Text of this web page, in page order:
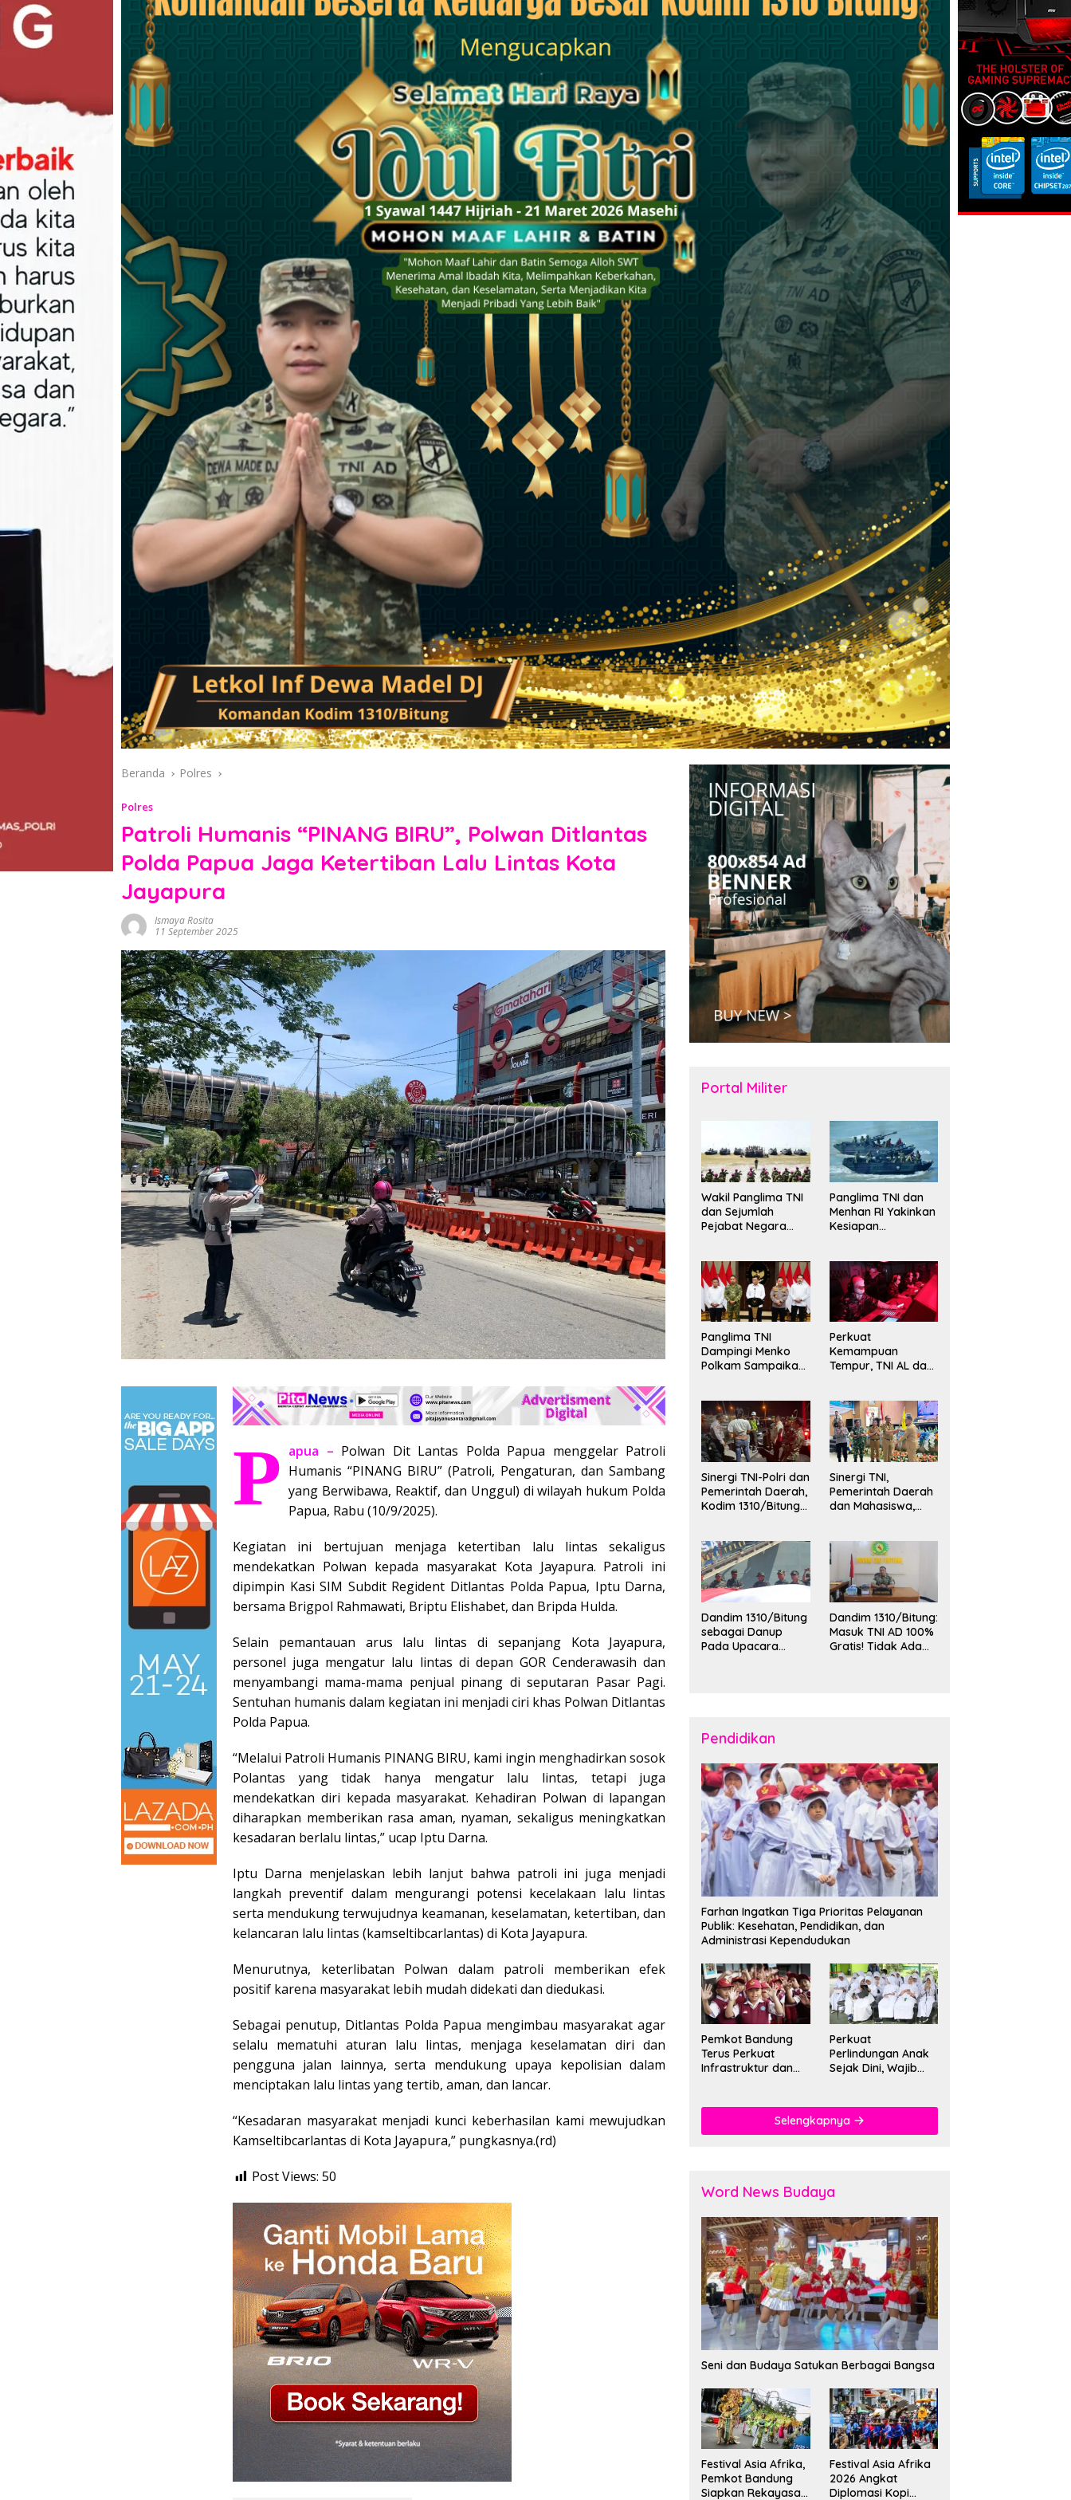
Beranda Polres
Polres
Patroli Humanis “PINANG BIRU”, Polwan Ditlantas
Polda Papua Jaga Ketertiban Lalu Lintas Kota
Jayapura
Ismaya Rosita
11 September 2025
P apua – Polwan Dit Lantas Polda Papua menggelar Patroli
Humanis “PINANG BIRU” (Patroli, Pengaturan, dan Sambang
yang Berwibawa, Reaktif, dan Unggul) di wilayah hukum Polda
Papua, Rabu (10/9/2025).
Kegiatan ini bertujuan menjaga ketertiban lalu lintas sekaligus
mendekatkan Polwan kepada masyarakat Kota Jayapura. Patroli ini
dipimpin Kasi SIM Subdit Regident Ditlantas Polda Papua, Iptu Darna,
bersama Brigpol Rahmawati, Briptu Elishabet, dan Bripda Hulda.
Selain pemantauan arus lalu lintas di sepanjang Kota Jayapura,
personel juga mengatur lalu lintas di depan GOR Cenderawasih dan
menyambangi mama-mama penjual pinang di seputaran Pasar Pagi.
Sentuhan humanis dalam kegiatan ini menjadi ciri khas Polwan Ditlantas
Polda Papua.
“Melalui Patroli Humanis PINANG BIRU, kami ingin menghadirkan sosok
Polantas yang tidak hanya mengatur lalu lintas, tetapi juga
mendekatkan diri kepada masyarakat. Kehadiran Polwan di lapangan
diharapkan memberikan rasa aman, nyaman, sekaligus meningkatkan
kesadaran berlalu lintas,” ucap Iptu Darna.
Iptu Darna menjelaskan lebih lanjut bahwa patroli ini juga menjadi
langkah preventif dalam mengurangi potensi kecelakaan lalu lintas
serta mendukung terwujudnya keamanan, keselamatan, ketertiban, dan
kelancaran lalu lintas (kamseltibcarlantas) di Kota Jayapura.
Menurutnya, keterlibatan Polwan dalam patroli memberikan efek
positif karena masyarakat lebih mudah didekati dan diedukasi.
Sebagai penutup, Ditlantas Polda Papua mengimbau masyarakat agar
selalu mematuhi aturan lalu lintas, menjaga keselamatan diri dan
pengguna jalan lainnya, serta mendukung upaya kepolisian dalam
menciptakan lalu lintas yang tertib, aman, dan lancar.
“Kesadaran masyarakat menjadi kunci keberhasilan kami mewujudkan
Kamseltibcarlantas di Kota Jayapura,” pungkasnya.(rd)
Post Views: 50
Portal Militer
Wakil Panglima TNI
dan Sejumlah
Pejabat Negara
Brevet Korps
Marinir
Panglima TNI dan
Menhan RI Yakinkan
Kesiapan
Panglima TNI
Dampingi Menko
Polkam Sampaikan
Bangsa
Perkuat
Kemampuan
Tempur, TNI AL dan
Latihan ORRUDA
2026
Sinergi TNI-Polri dan
Pemerintah Daerah,
Kodim 1310/Bitung
Wilayah Kota Bitung
Sinergi TNI,
Pemerintah Daerah
dan Mahasiswa,
Mahasiswa KKT
Unsrat Manado di
Kota Bitung
Dandim 1310/Bitung
sebagai Danup
Pada Upacara
Talaud dan Sangihe
Dandim 1310/Bitung:
Masuk TNI AD 100%
Gratis! Tidak Ada
Pendidikan
Farhan Ingatkan Tiga Prioritas Pelayanan
Publik: Kesehatan, Pendidikan, dan
Administrasi Kependudukan
Pemkot Bandung
Terus Perkuat
Infrastruktur dan
Perkuat
Perlindungan Anak
Sejak Dini, Wajib
Kekerasan
Selengkapnya
Word News Budaya
Seni dan Budaya Satukan Berbagai Bangsa
Festival Asia Afrika,
Pemkot Bandung
Siapkan Rekayasa
Festival Asia Afrika
2026 Angkat
Diplomasi Kopi